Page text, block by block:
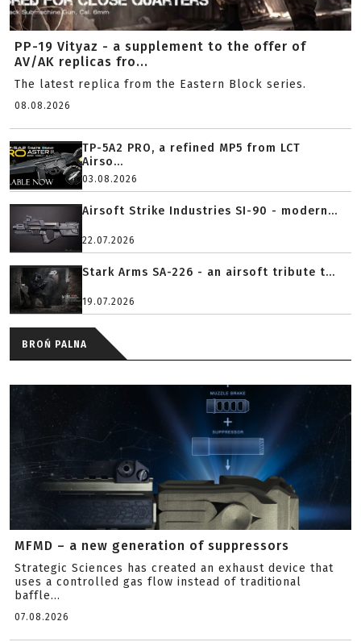
PP-19 Vityaz - a supplement to the offer of
AV/AK replicas fro...
The latest replica from the Eastern Block series.
08.08.2026
TP-5A2 PRO, a refined MP5 from LCT
Airso...
03.08.2026
Airsoft Strike Industries SI-90 - modern...
22.07.2026
Stark Arms SA-226 - an airsoft tribute t...
19.07.2026
BROŃ PALNA
MFMD – a new generation of suppressors
Strategic Sciences has created an exhaust device that
uses a controlled gas flow instead of traditional
baffle...
07.08.2026